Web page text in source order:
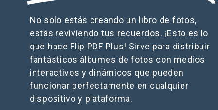
No solo estás creando un libro de fotos,
estás reviviendo tus recuerdos. ¡Esto es lo
que hace Flip PDF Plus! Sirve para distribuir
fantásticos álbumes de fotos con medios
interactivos y dinámicos que pueden
funcionar perfectamente en cualquier
dispositivo y plataforma.